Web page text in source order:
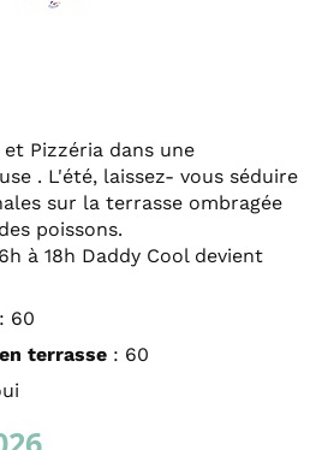
Pizzéria dans une
. L'été, laissez- vous séduire
sur la terrasse ombragée
poissons.
à 18h Daddy Cool devient
: 60
terrasse : 60